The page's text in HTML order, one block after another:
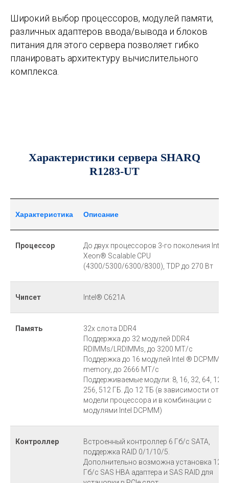
Широкий выбор процессоров, модулей памяти,
различных адаптеров ввода/вывода и блоков
питания для этого сервера позволяет гибко
планировать архитектуру вычислительного
комплекса.
Характеристики сервера SHARQ
R1283-UT
Характеристика Описание
Процессор
До двух процессоров 3-го поколения
Xeon® Scalable CPU
(4300/5300/6300/8300), TDP до 270 Вт
Чипсет Intel® C621A
Память
32x слота DDR4
Поддержка до 32 модулей DDR4
RDIMMs/LRDIMMs, до 3200 МТ/с
Поддержка до 16 модулей Intel ® DCPMMs
memory, до 2666 МТ/с
Поддерживаемые модули: 8, 16, 32, 64, 128,
256, 512 ГБ. До 12 ТБ (в зависимости от
модели процессора и в комбинации с
модулями Intel DCPMM)
Контроллер
Встроенный контроллер 6 Гб/с SATA,
поддержка RAID 0/1/10/5.
Дополнительно возможна установка 12
Гб/с SAS HBA адаптера и SAS RAID для